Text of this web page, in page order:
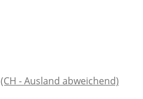
(CH - Ausland abweichend)